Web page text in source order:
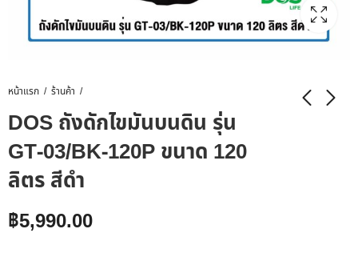
หน้าแรก ร้านค้า
DOS ถังดักไขมันบนดิน รุ่น
GT-03/BK-120P ขนาด 120
ลิตร สีดำ
฿5,990.00